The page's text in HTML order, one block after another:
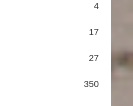
4
17
27
350